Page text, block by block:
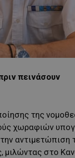
πεινάσουν
της
χωραφιών
αντιμετώπιση
μιλώντας στο